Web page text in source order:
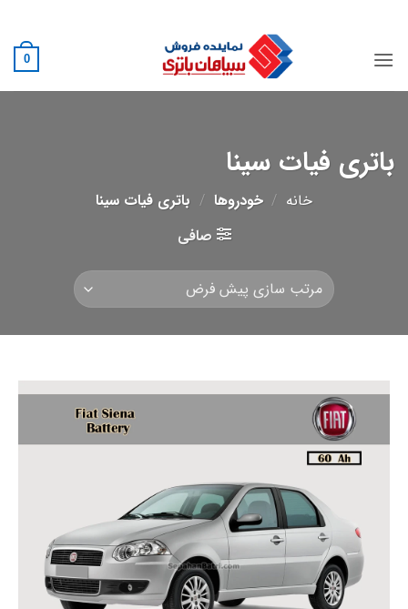
content
0
باتری فیات سینا
خانه / خودروها / باتری فیات سینا
صافی